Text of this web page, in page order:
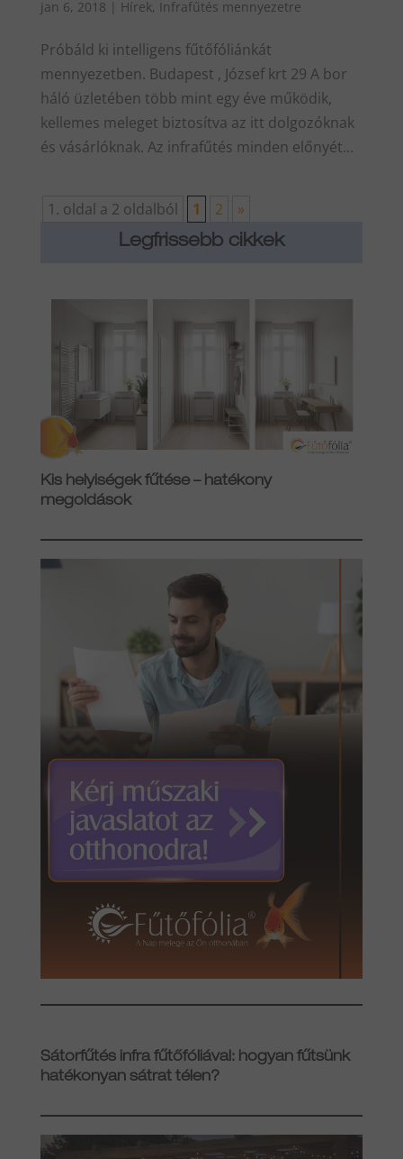
jan 6, 2018 | Hírek, Infrafűtés mennyezetre
Próbáld ki intelligens fűtőfóliánkát
mennyezetben. Budapest , József krt 29 A bor
háló üzletében több mint egy éve működik,
kellemes meleget biztosítva az itt dolgozóknak
és vásárlóknak. Az infrafűtés minden előnyét...
1. oldal a 2 oldalból 1 2 »
Legfrissebb cikkek
Kis helyiségek fűtése – hatékony
megoldások
Sátorfűtés infra fűtőfóliával: hogyan fűtsünk
hatékonyan sátrat télen?